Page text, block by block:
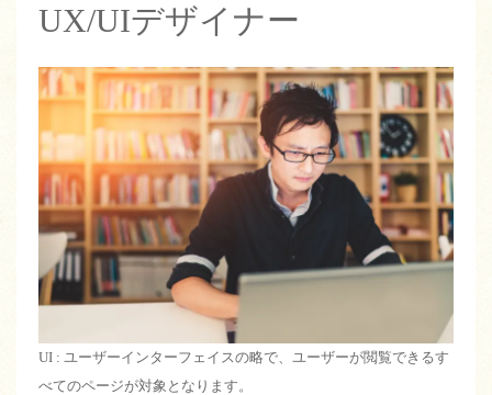
UX/UIデザイナー
UI : ユーザーインターフェイスの略で、ユーザーが閲覧できるす
べてのページが対象となります。